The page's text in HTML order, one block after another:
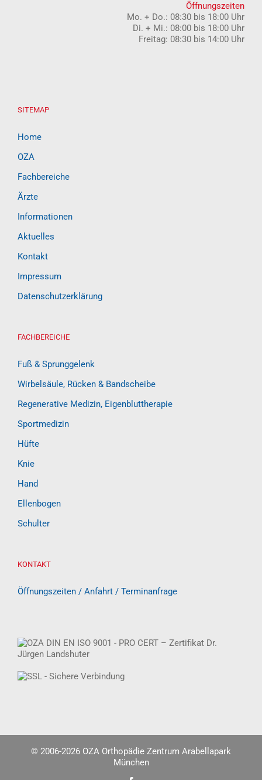
Öffnungszeiten
Mo. + Do.: 08:30 bis 18:00 Uhr
Di. + Mi.: 08:00 bis 18:00 Uhr
Freitag: 08:30 bis 14:00 Uhr
SITEMAP
Home
OZA
Fachbereiche
Ärzte
Informationen
Aktuelles
Kontakt
Impressum
Datenschutzerklärung
FACHBEREICHE
Fuß & Sprunggelenk
Wirbelsäule, Rücken & Bandscheibe
Regenerative Medizin, Eigenbluttherapie
Sportmedizin
Hüfte
Knie
Hand
Ellenbogen
Schulter
KONTAKT
Öffnungszeiten / Anfahrt / Terminanfrage
© 2006-2026 OZA Orthopädie Zentrum Arabellapark
München